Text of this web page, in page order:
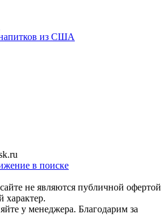
из США
в поиске
не являются публичной офертой
характер.
у менеджера. Благодарим за